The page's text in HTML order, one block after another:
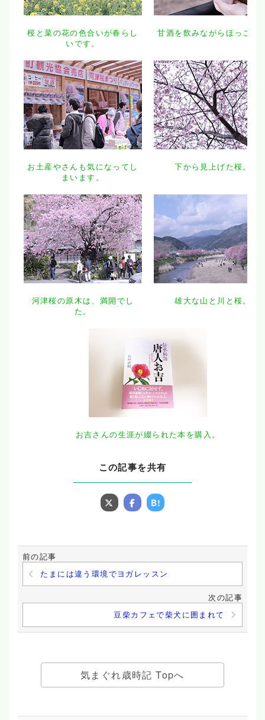
桜と菜の花の色合いが春らし
いです。
甘酒を飲みながらほっこり
お土産やさんも気になってし
まいます。
下から見上げた桜。
河津桜の原木は、満開でし
た。
雄大な山と川と桜。
お吉さんの生涯が綴られた本を購入。
この記事を共有
B!
前の記事
たまには違う環境でヨガレッスン
次の記事
豆柴カフェで柴犬に囲まれて
気まぐれ歳時記 Topへ